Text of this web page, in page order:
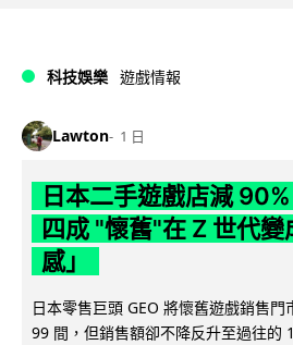
科技娛樂 遊戲情報
Lawton 1 日
日本二手遊戲店減
四成 "懷舊"在 Z 世代
感」
日本零售巨頭 GEO 將懷舊遊戲銷售
99 間，但銷售額卻不降反升至過往的